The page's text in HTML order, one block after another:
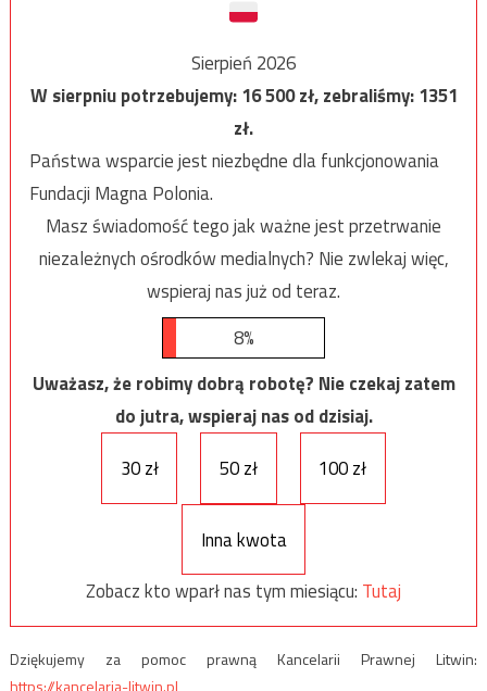
Sierpień 2026
W sierpniu potrzebujemy:16 500zł, zebraliśmy:1351
zł.
Państwa wsparcie jest niezbędne dla funkcjonowania
Fundacji Magna Polonia.
Masz świadomość tego jak ważne jest przetrwanie
niezależnych ośrodków medialnych? Nie zwlekaj więc,
wspieraj nas już od teraz.
8%
Uważasz, że robimy dobrą robotę? Nie czekaj zatem
do jutra, wspieraj nas od dzisiaj.
30 zł
50 zł 100 zł
Inna kwota
Zobacz kto wparł nas tym miesiącu: Tutaj
Dziękujemy za pomoc prawną Kancelarii Prawnej Litwin:
https://kancelaria-litwin.pl